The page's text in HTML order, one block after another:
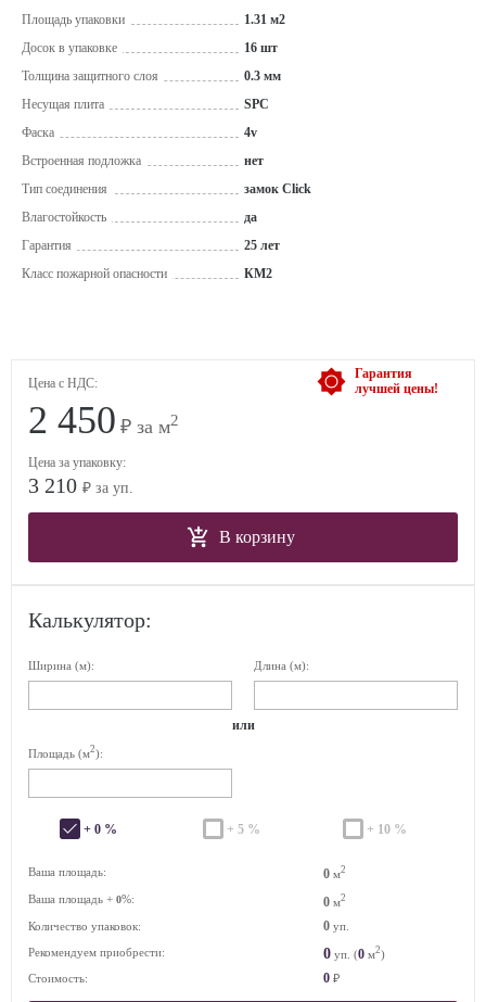
Площадь упаковки
1.31 м2
Досок в упаковке
16 шт
Толщина защитного слоя
0.3 мм
Несущая плита
SPC
Фаска
4v
Встроенная подложка
нет
Тип соединения
замок Click
Влагостойкость
да
Гарантия
25 лет
Класс пожарной опасности
КМ2
Гарантия
лучшей цены!
Цена с НДС:
2 450 ₽ за м2
Цена за упаковку:
3 210 ₽ за уп.
В корзину
Калькулятор:
Ширина (м): Длина (м):
или
Площадь (м2):
+ 0 % + 5 % + 10 %
Ваша площадь: 0 м2
Ваша площадь + 0%: 0 м2
Количество упаковок: 0 уп.
Рекомендуем приобрести:
0 уп. (0 м2)
Стоимость:
0 ₽